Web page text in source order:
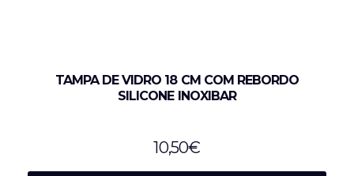
TAMPA DE VIDRO 18 CM COM REBORDO
SILICONE INOXIBAR
10,50€